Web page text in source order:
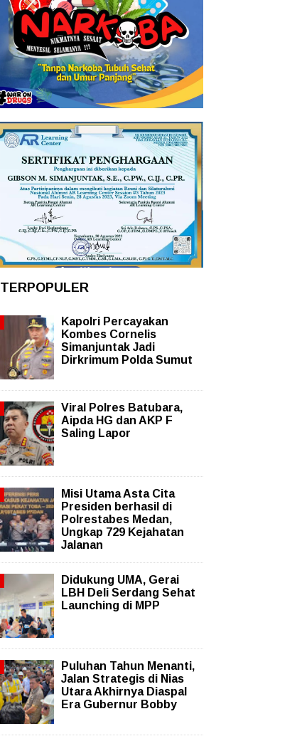
TERPOPULER
Kapolri Percayakan
Kombes Cornelis
Simanjuntak Jadi
Dirkrimum Polda Sumut
Viral Polres Batubara,
Aipda HG dan AKP F
Saling Lapor
Misi Utama Asta Cita
Presiden berhasil di
Polrestabes Medan,
Ungkap 729 Kejahatan
Jalanan
Didukung UMA, Gerai
LBH Deli Serdang Sehat
Launching di MPP
Puluhan Tahun Menanti,
Jalan Strategis di Nias
Utara Akhirnya Diaspal
Era Gubernur Bobby